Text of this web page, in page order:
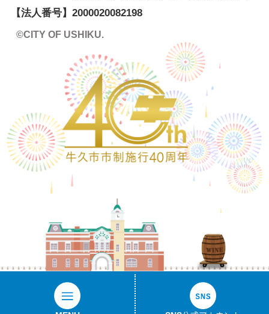
【法人番号】 2000020082198
©CITY OF USHIKU.